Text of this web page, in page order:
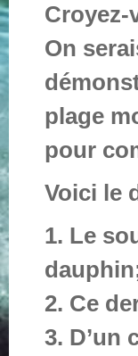
Croyez-
On
plage
pour
Voici le
1. Le
2. Ce
3. D’un